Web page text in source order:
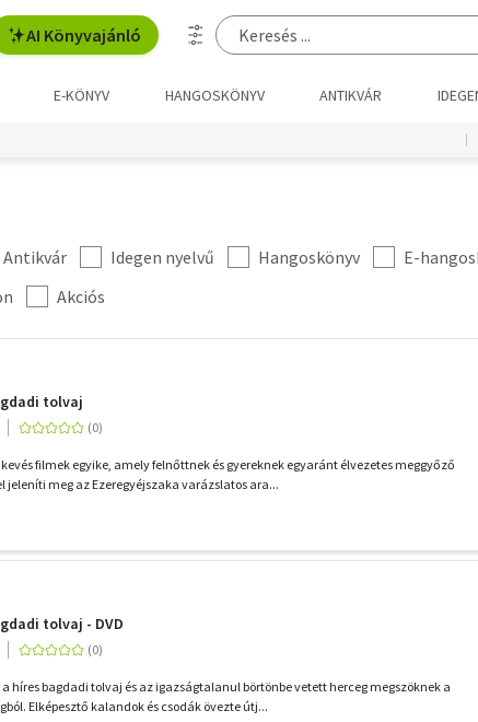
AI Könyvajánló
E-KÖNYV HANGOSKÖNYV ANTIKVÁR
Antikvár Idegen nyelvű Hangoskönyv E-
Akciós
tolvaj
filmek egyike, amely felnőttnek és gyereknek egyaránt élvezetes meggyőző
jeleníti meg az Ezeregyéjszaka varázslatos ara...
tolvaj - DVD
a híres bagdadi tolvaj és az igazságtalanul börtönbe vetett herceg megszöknek a
Elképesztő kalandok és csodák övezte útj...